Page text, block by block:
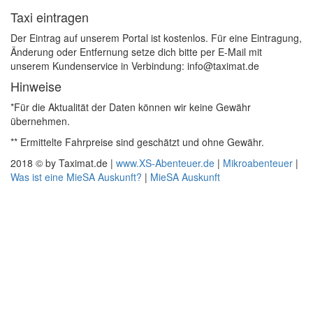
Taxi eintragen
Der Eintrag auf unserem Portal ist kostenlos. Für eine Eintragung,
Änderung oder Entfernung setze dich bitte per E-Mail mit
unserem Kundenservice in Verbindung: info@taximat.de
Hinweise
*Für die Aktualität der Daten können wir keine Gewähr
übernehmen.
** Ermittelte Fahrpreise sind geschätzt und ohne Gewähr.
2018 © by Taximat.de | www.XS-Abenteuer.de | Mikroabenteuer |
Was ist eine MieSA Auskunft? | MieSA Auskunft